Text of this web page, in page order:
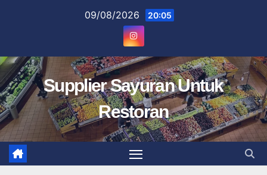
09/08/2026 20:05
Supplier Sayuran Untuk
Restoran